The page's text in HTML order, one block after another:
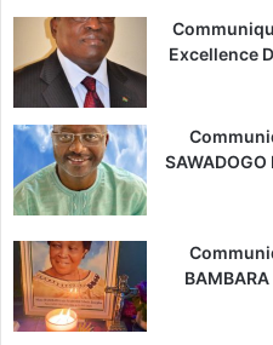
Excellence
SAWADOGO